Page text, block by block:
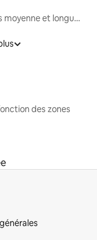
Locations moyenne et longue durée
des zones